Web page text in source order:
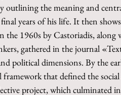
outlining the meaning and
years of his life. It then
the 1960s by Castoriadis,
gathered in the journal
political dimensions. By the
that defined the
project, which culminated